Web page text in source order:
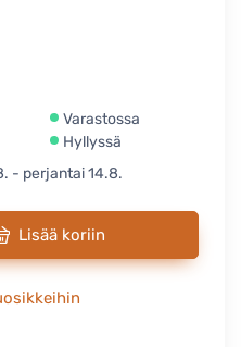
Varastossa
Hyllyssä
- perjantai 14.8.
Lisää koriin